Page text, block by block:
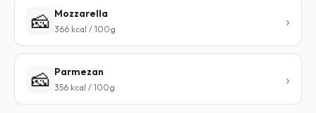
🧀 Mozzarella
366 kcal / 100g
🧀 Parmezan
356 kcal / 100g